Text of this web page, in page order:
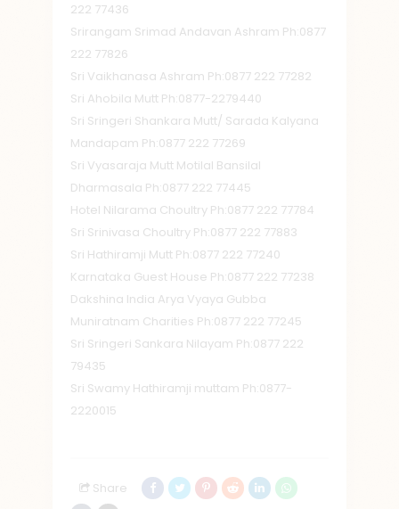
222 77436
Srirangam Srimad Andavan Ashram Ph:0877
222 77826
Sri Vaikhanasa Ashram Ph:0877 222 77282
Sri Ahobila Mutt Ph:0877-2279440
Sri Sringeri Shankara Mutt/ Sarada Kalyana
Mandapam Ph:0877 222 77269
Sri Vyasaraja Mutt Motilal Bansilal
Dharmasala Ph:0877 222 77445
Hotel Nilarama Choultry Ph:0877 222 77784
Sri Srinivasa Choultry Ph:0877 222 77883
Sri Hathiramji Mutt Ph:0877 222 77240
Karnataka Guest House Ph:0877 222 77238
Dakshina India Arya Vyaya Gubba
Muniratnam Charities Ph:0877 222 77245
Sri Sringeri Sankara Nilayam Ph:0877 222
79435
Sri Swamy Hathiramji muttam Ph:0877-
2220015
Share